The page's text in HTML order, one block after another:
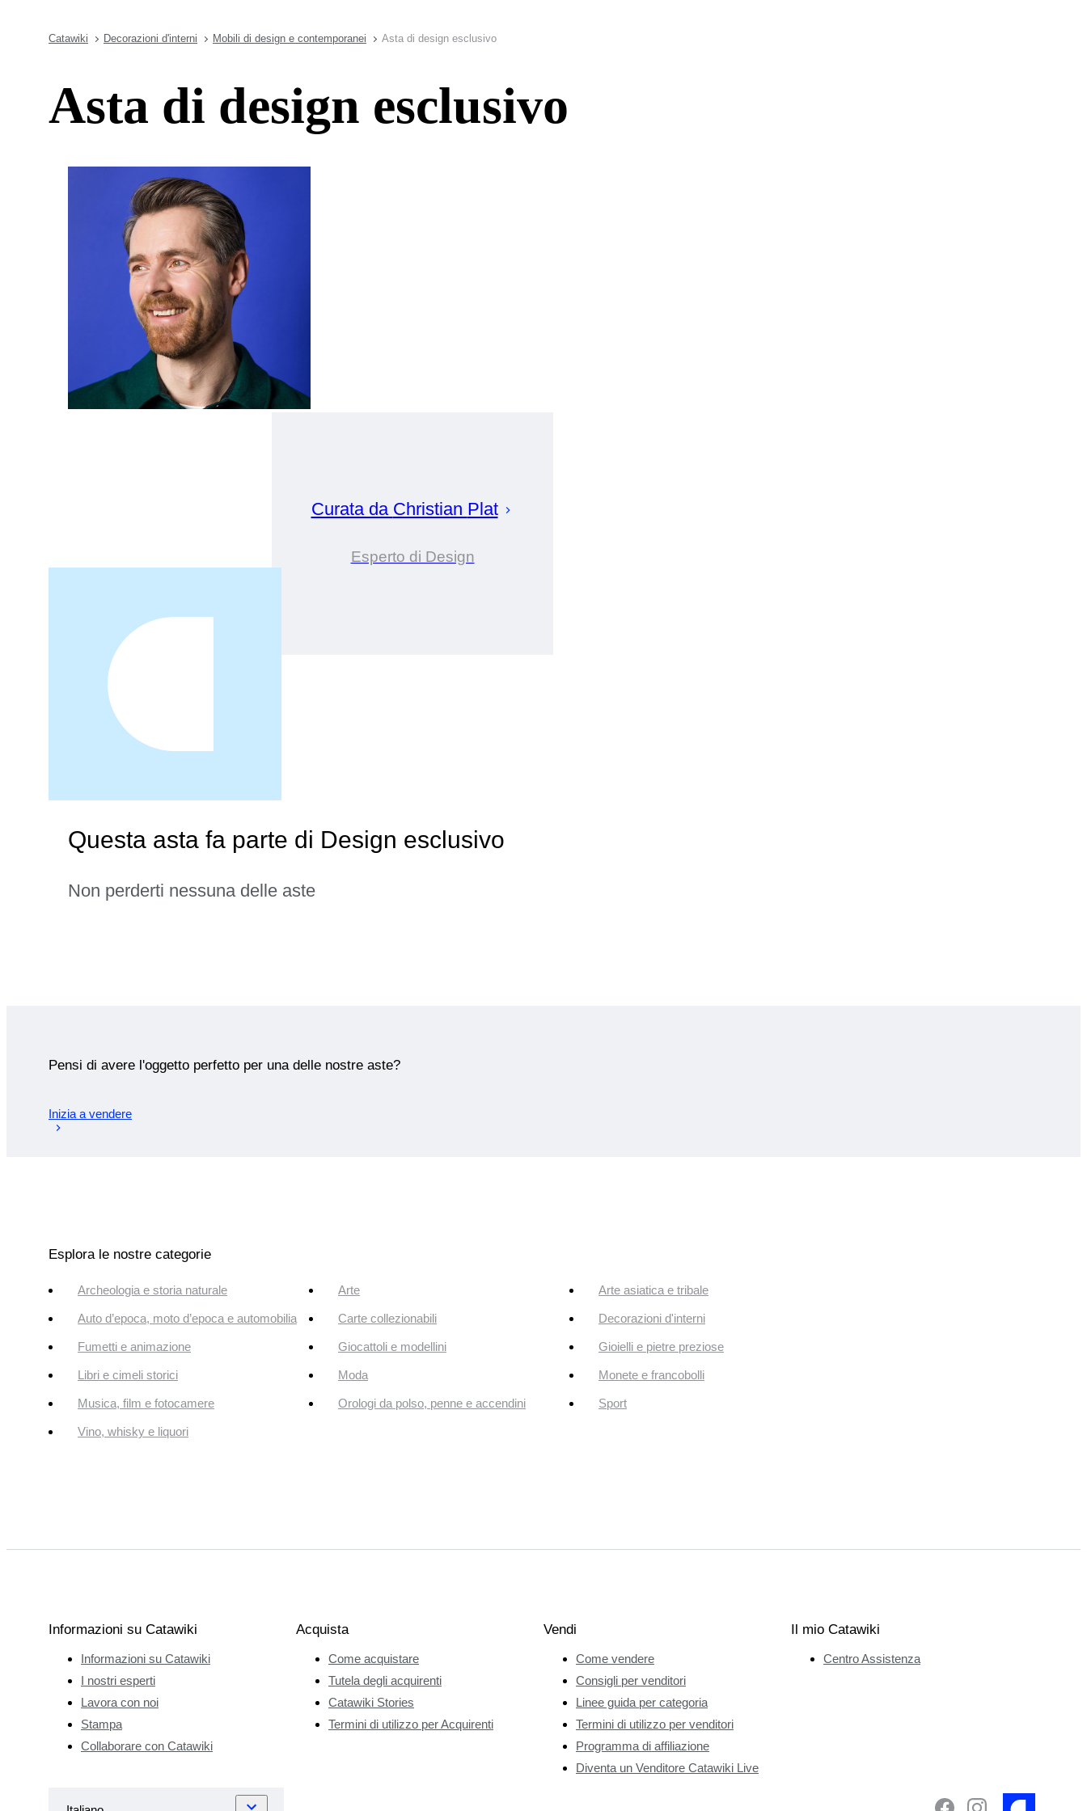
Catawiki Decorazioni d'interni Mobili di design e contemporanei Asta di design esclusivo
Asta di design esclusivo
Curata da Christian Plat
Esperto di Design
Questa asta fa parte di Design esclusivo
Non perderti nessuna delle aste
Pensi di avere l'oggetto perfetto per una delle nostre aste?
Inizia a vendere
Esplora le nostre categorie
Archeologia e storia naturale Arte Arte asiatica e tribale
Auto d’epoca, moto d’epoca e automobilia Carte collezionabili Decorazioni d'interni
Fumetti e animazione Giocattoli e modellini Gioielli e pietre preziose
Libri e cimeli storici Moda Monete e francobolli
Musica, film e fotocamere Orologi da polso, penne e accendini Sport
Vino, whisky e liquori
Informazioni su Catawiki
Informazioni su Catawiki
I nostri esperti
Lavora con noi
Stampa
Collaborare con Catawiki
Acquista
Come acquistare
Tutela degli acquirenti
Catawiki Stories
Termini di utilizzo per Acquirenti
Vendi
Come vendere
Consigli per venditori
Linee guida per categoria
Termini di utilizzo per venditori
Programma di affiliazione
Diventa un Venditore Catawiki Live
Il mio Catawiki
Centro Assistenza